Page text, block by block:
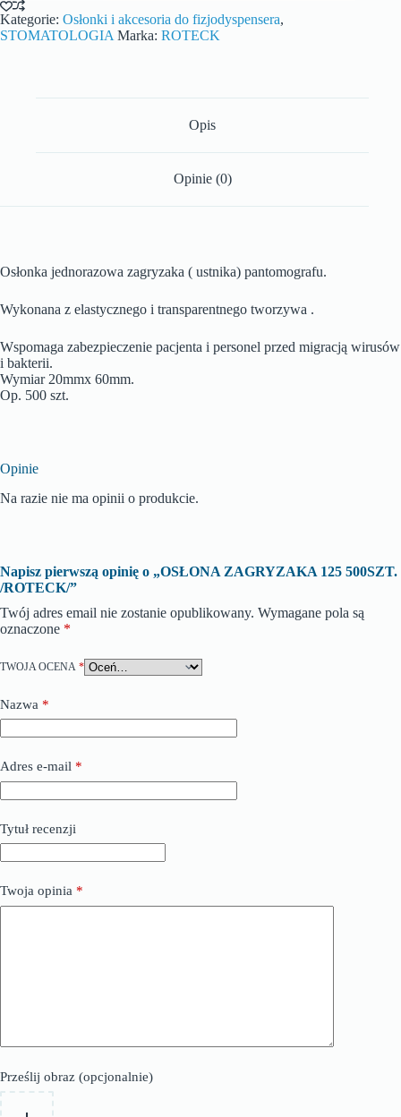
Kategorie: Osłonki i akcesoria do fizjodyspensera,
STOMATOLOGIA Marka: ROTECK
Opis
Opinie (0)
Osłonka jednorazowa zagryzaka ( ustnika) pantomografu.
Wykonana z elastycznego i transparentnego tworzywa .
Wspomaga zabezpieczenie pacjenta i personel przed migracją wirusów
i bakterii.
Wymiar 20mmx 60mm.
Op. 500 szt.
Opinie
Na razie nie ma opinii o produkcie.
Napisz pierwszą opinię o „OSŁONA ZAGRYZAKA 125 500SZT.
/ROTECK/”
Twój adres email nie zostanie opublikowany. Wymagane pola są
oznaczone *
TWOJA OCENA *
Nazwa *
Adres e-mail *
Tytuł recenzji
Twoja opinia *
Prześlij obraz (opcjonalnie)